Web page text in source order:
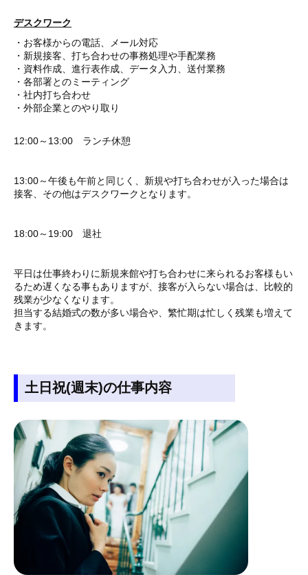
デスクワーク
・お客様からの電話、メール対応
・新規接客、打ち合わせの事務処理や手配業務
・資料作成、進行表作成、データ入力、送付業務
・各部署とのミーティング
・社内打ち合わせ
・外部企業とのやり取り
12:00～13:00 ランチ休憩
13:00～午後も午前と同じく、新規や打ち合わせが入った場合は
接客、その他はデスクワークとなります。
18:00～19:00 退社
平日は仕事終わりに新規来館や打ち合わせに来られるお客様もい
るため遅くなる事もありますが、接客が入らない場合は、比較的
残業が少なくなります。
担当する結婚式の数が多い場合や、繁忙期は忙しく残業も増えて
きます。
土日祝(週末)の仕事内容